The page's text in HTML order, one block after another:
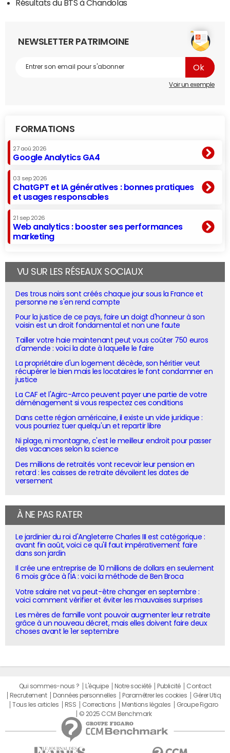
Résultats du BTS à Chandolas
NEWSLETTER PATRIMOINE
Voir un exemple
FORMATIONS
27 aoû 2026
Google Analytics GA4
03 sep 2026
ChatGPT et IA génératives : bonnes pratiques
et usages responsables
21 sep 2026
Web analytics : booster ses performances
marketing
VU SUR LES RÉSEAUX SOCIAUX
Des trous noirs sont créés chaque jour sous la France et
personne ne s'en rend compte
Pour la justice de ce pays, faire un doigt d'honneur à son
voisin est un droit fondamental et non une faute
Tailler votre haie maintenant peut vous coûter 750 euros
d'amende : voici la date à laquelle le faire
La propriétaire d'un logement décède, son héritier veut
récupérer le bien mais les locataires le font condamner en
justice
La CAF et l'Agirc-Arrco peuvent payer une partie de votre
déménagement si vous respectez ces conditions
Dans cette région américaine, il existe un vide juridique :
vous pourriez tuer quelqu'un et repartir libre
Ni plage, ni montagne, c'est le meilleur endroit pour passer
des vacances selon la science
Des millions de retraités vont recevoir leur pension en
retard : les caisses de retraite dévoilent les dates de
versement
À NE PAS RATER
Le jardinier du roi d'Angleterre Charles III est catégorique :
avant fin août, voici ce qu'il faut impérativement faire
dans son jardin
Il crée une entreprise de 10 millions de dollars en seulement
6 mois grâce à l'IA : voici la méthode de Ben Broca
Votre salaire net va peut-être changer en septembre :
voici comment vérifier et éviter les mauvaises surprises
Les mères de famille vont pouvoir augmenter leur retraite
grâce à un nouveau décret, mais elles doivent faire deux
choses avant le 1er septembre
Qui sommes-nous ? L'équipe Notre société Publicité
Contact
Recrutement
Données personnelles Paramétrer les cookies
Gérer Utiq
Tous les articles
RSS Corrections Mentions légales
Groupe Figaro
© 2025 CCM Benchmark